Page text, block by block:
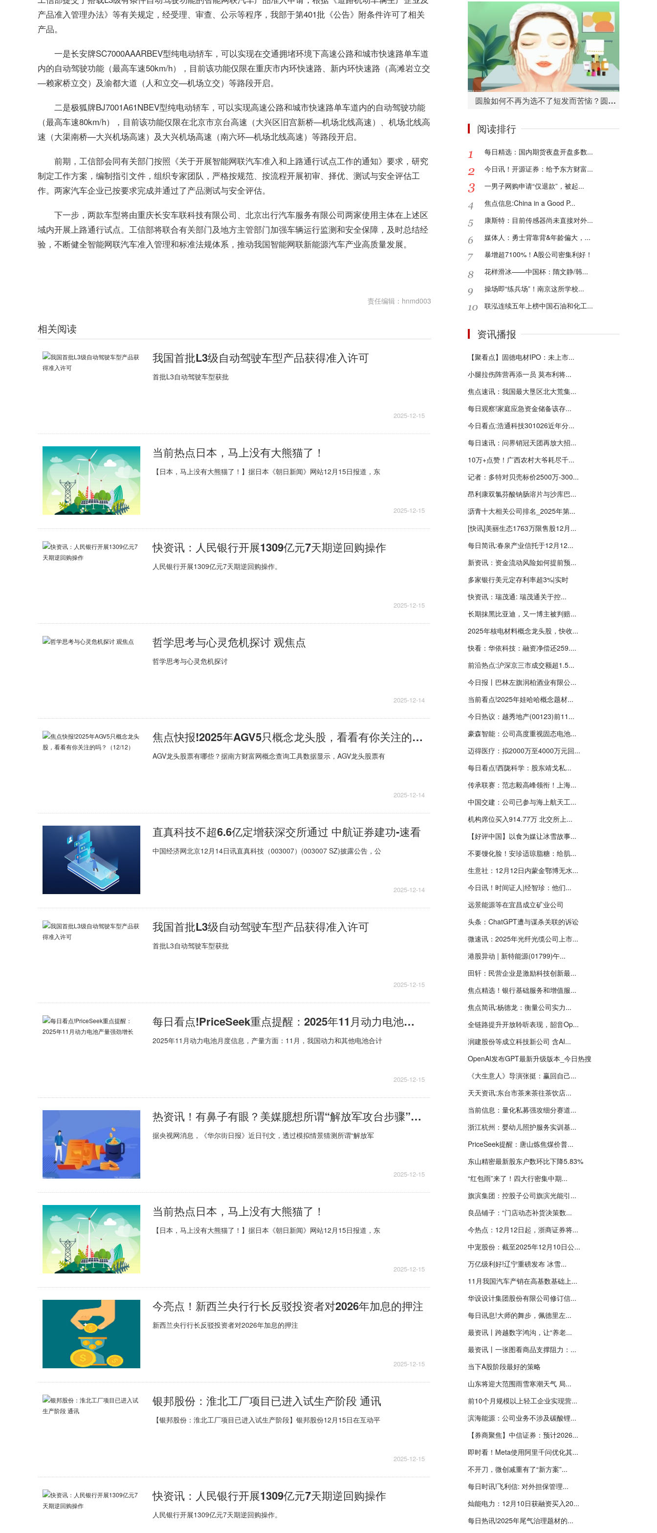
产品准入管理办法》等有关规定，经受理、审查、公示等程序，我部于第401批《公告》附条件许可了相关
产品。
一是长安牌SC7000AAARBEV型纯电动轿车，可以实现在交通拥堵环境下高速公路和城市快速路单车道
内的自动驾驶功能（最高车速50km/h），目前该功能仅限在重庆市内环快速路、新内环快速路（高滩岩立交
—赖家桥立交）及渝都大道（人和立交—机场立交）等路段开启。
二是极狐牌BJ7001A61NBEV型纯电动轿车，可以实现高速公路和城市快速路单车道内的自动驾驶功能
（最高车速80km/h），目前该功能仅限在北京市京台高速（大兴区旧宫新桥—机场北线高速）、机场北线高
速（大渠南桥—大兴机场高速）及大兴机场高速（南六环—机场北线高速）等路段开启。
前期，工信部会同有关部门按照《关于开展智能网联汽车准入和上路通行试点工作的通知》要求，研究
制定工作方案，编制指引文件，组织专家团队，严格按规范、按流程开展初审、择优、测试与安全评估工
作。两家汽车企业已按要求完成并通过了产品测试与安全评估。
下一步，两款车型将由重庆长安车联科技有限公司、北京出行汽车服务有限公司两家使用主体在上述区
域内开展上路通行试点。工信部将联合有关部门及地方主管部门加强车辆运行监测和安全保障，及时总结经
验，不断健全智能网联汽车准入管理和标准法规体系，推动我国智能网联新能源汽车产业高质量发展。
责任编辑：hnmd003
相关阅读
我国首批L3级自动驾驶车型产品获得准入许可
首批L3自动驾驶车型获批
2025-12-15
当前热点日本，马上没有大熊猫了！
【日本，马上没有大熊猫了！】据日本《朝日新闻》网站12月15日报道，东
2025-12-15
快资讯：人民银行开展1309亿元7天期逆回购操作
人民银行开展1309亿元7天期逆回购操作。
2025-12-15
哲学思考与心灵危机探讨 观焦点
哲学思考与心灵危机探讨
2025-12-14
焦点快报!2025年AGV5只概念龙头股，看看有你关注的吗？（12/12）
AGV龙头股票有哪些？据南方财富网概念查询工具数据显示，AGV龙头股票有
2025-12-14
直真科技不超6.6亿定增获深交所通过 中航证券建功-速看
中国经济网北京12月14日讯直真科技（003007）(003007 SZ)披露公告，公
2025-12-14
我国首批L3级自动驾驶车型产品获得准入许可
首批L3自动驾驶车型获批
2025-12-15
每日看点!PriceSeek重点提醒：2025年11月动力电池产量强劲增长
2025年11月动力电池月度信息，产量方面：11月，我国动力和其他电池合计
2025-12-15
热资讯！有鼻子有眼？美媒臆想所谓“解放军攻台步骤”，包含时间、地点、战法
据央视网消息，《华尔街日报》近日刊文，透过模拟情景猜测所谓“解放军
2025-12-15
当前热点日本，马上没有大熊猫了！
【日本，马上没有大熊猫了！】据日本《朝日新闻》网站12月15日报道，东
2025-12-15
今亮点！新西兰央行行长反驳投资者对2026年加息的押注
新西兰央行行长反驳投资者对2026年加息的押注
2025-12-15
银邦股份：淮北工厂项目已进入试生产阶段 通讯
【银邦股份：淮北工厂项目已进入试生产阶段】银邦股份12月15日在互动平
2025-12-15
快资讯：人民银行开展1309亿元7天期逆回购操作
人民银行开展1309亿元7天期逆回购操作。
圆脸如何不再为选不了短发而苦恼？圆脸适合的短发造型有哪些？
阅读排行
每日精选：国内期货夜盘开盘多数...
今日讯！开源证券：给予东方财富...
一男子网购申请“仅退款”，被起...
焦点信息:China in a Good P...
康斯特：目前传感器尚未直接对外...
媒体人：勇士背靠背&年龄偏大，...
暴增超7100%！A股公司密集利好！
花样滑冰——中国杯：隋文静/韩...
操场即“练兵场”！南京这所学校...
联泓连续五年上榜中国石油和化工...
资讯播报
【聚看点】固德电材IPO：未上市...
小腿拉伤阵营再添一员 莫布利将...
焦点速讯：我国最大垦区北大荒集...
每日观察!家庭应急资金储备该存...
今日看点:浩通科技301026近年分...
每日速讯：问界销冠天团再放大招...
10万+点赞！广西农村大爷耗尽千...
记者：多特对贝壳标价2500万-300...
昂利康双氯芬酸钠肠溶片与沙库巴...
沥青十大相关公司排名_2025年第...
[快讯]美丽生态1763万限售股12月...
每日简讯:春泉产业信托于12月12...
新资讯：资金流动风险如何提前预...
多家银行美元定存利率超3%|实时
快资讯：瑞茂通: 瑞茂通关于控...
长期抹黑比亚迪，又一博主被判赔...
2025年核电材料概念龙头股，快收...
快看：华依科技：融资净偿还259....
前沿热点:沪深京三市成交额超1.5...
今日报丨巴林左旗润柏酒业有限公...
当前看点!2025年娃哈哈概念题材...
今日热议：越秀地产(00123)前11...
豪森智能：公司高度重视固态电池...
迈得医疗：拟2000万至4000万元回...
每日看点!西陇科学：股东靖戈私...
传承联赛：范志毅高峰领衔！上海...
中国交建：公司已参与海上航天工...
机构席位买入914.77万 北交所上...
【好评中国】以食为媒让冰雪故事...
不要馒化脸！安珍适琼脂糖：给肌...
生意社：12月12日内蒙金鄂博无水...
今日讯！时间证人|经智珍：他们...
远景能源等在宜昌成立矿业公司
头条：ChatGPT遭与谋杀关联的诉讼
微速讯：2025年光纤光缆公司上市...
港股异动 | 新特能源(01799)午...
田轩：民营企业是激励科技创新最...
焦点精选！银行基础服务和增值服...
焦点简讯:杨德龙：衡量公司实力...
全链路提升开放聆听表现，韶音Op...
润建股份等成立科技新公司 含AI...
OpenAI发布GPT最新升级版本_今日热搜
《大生意人》导演张挺：赢回自己...
天天资讯:东台市茶来茶往茶饮店...
当前信息：量化私募强攻细分赛道...
浙江杭州：婴幼儿照护服务实训基...
PriceSeek提醒：唐山炼焦煤价普...
东山精密最新股东户数环比下降5.83%
“红包雨”来了！四大行密集中期...
旗滨集团：控股子公司旗滨光能引...
良品铺子：“门店动态补货决策数...
今热点：12月12日起，浙商证券将...
中宠股份：截至2025年12月10日公...
万亿级利好!辽宁重磅发布 冰雪...
11月我国汽车产销在高基数基础上...
华设设计集团股份有限公司修订信...
每日讯息!大师的舞步，佩德里左...
最资讯丨跨越数字鸿沟，让“养老...
最资讯丨一张图看商品支撑阻力：...
当下A股阶段最好的策略
山东将迎大范围雨雪寒潮天气 局...
前10个月规模以上轻工企业实现营...
滨海能源：公司业务不涉及碳酸锂...
【券商聚焦】中信证券：预计2026...
即时看！Meta使用阿里千问优化其...
不开刀，微创减重有了“新方案”...
每日时讯!飞利信: 对外担保管理...
灿能电力：12月10日获融资买入20...
每日热讯!2025年尾气治理题材的...